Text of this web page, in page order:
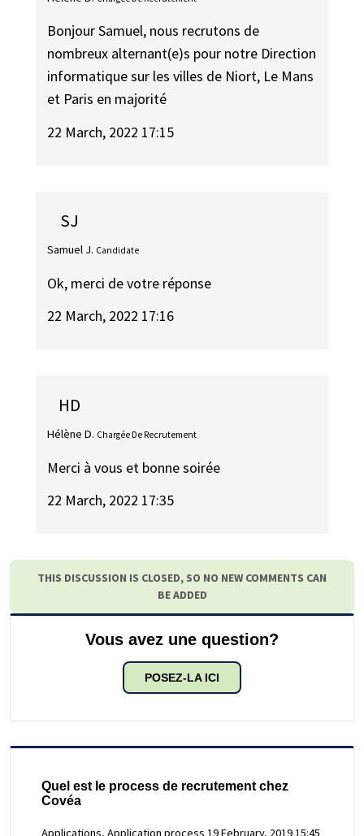
Bonjour Samuel, nous recrutons de
nombreux alternant(e)s pour notre Direction
informatique sur les villes de Niort, Le Mans
et Paris en majorité
22 March, 2022 17:15
SJ
Samuel J. Candidate
Ok, merci de votre réponse
22 March, 2022 17:16
HD
Hélène D. Chargée De Recrutement
Merci à vous et bonne soirée
22 March, 2022 17:35
THIS DISCUSSION IS CLOSED, SO NO NEW COMMENTS CAN
BE ADDED
Vous avez une question?
POSEZ-LA ICI
Quel est le process de recrutement chez
Covéa
Applications, Application process 19 February, 2019 15:45